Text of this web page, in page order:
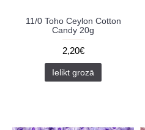
11/0 Toho Ceylon Cotton
Candy 20g
2,20€
Ielikt grozā